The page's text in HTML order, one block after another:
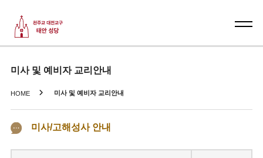
미사 및 예비자 교리안내
HOME 미사 및 예비자 교리안내
미사/고해성사 안내